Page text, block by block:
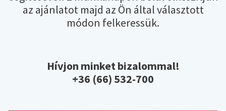
az ajánlatot majd az Ön által választott
módon felkeressük.
Hívjon minket bizalommal!
+36 (66) 532-700